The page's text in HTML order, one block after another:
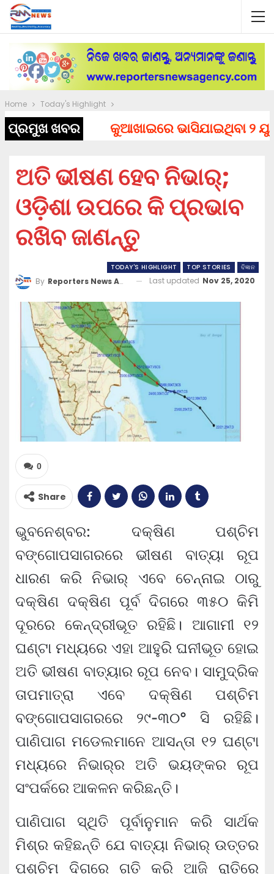
Home Today's Highlight
ପ୍ରମୁଖ ଖବର କୁଆଖାଇରେ ଭାସିଯାଇଥିବା ୨
ଅତି ଭୀଷଣ ହେବ ନିଭାର୍‌;
ଓଡ଼ିଶା ଉପରେ କି ପ୍ରଭାବ
ରଖିବ ଜାଣନ୍ତୁ
TODAY'S HIGHLIGHT TOP STORIES ବିଜ୍ଞାନ
By Reporters News Agency Last updated Nov 25, 2020
0
Share
ଭୁବନେଶ୍ବର: ଦକ୍ଷିଣ ପଶ୍ଚିମ
ବଙ୍ଗୋପସାଗରରେ ଭୀଷଣ ବାତ୍ୟା ରୂପ
ଧାରଣ କରି ନିଭାର୍ ଏବେ ଚେନ୍ନାଇ ଠାରୁ
ଦକ୍ଷିଣ ଦକ୍ଷିଣ ପୂର୍ବ ଦିଗରେ ୩୫୦ କିମି
ଦୂରରେ କେନ୍ଦ୍ରୀଭୂତ ରହିଛି। ଆଗାମୀ ୧୨
ଘଣ୍ଟା ମଧ୍ୟରେ ଏହା ଆହୁରି ଘନୀଭୂତ ହୋଇ
ଅତି ଭୀଷଣ ବାତ୍ୟାର ରୂପ ନେବ। ସାମୁଦ୍ରିକ
ତାପମାତ୍ରା ଏବେ ଦକ୍ଷିଣ ପଶ୍ଚିମ
ବଙ୍ଗୋପସାଗରରେ ୨୯-୩୦° ସି ରହିଛି।
ପାଣିପାଗ ମଡେଲମାନେ ଆସନ୍ତା ୧୨ ଘଣ୍ଟା
ମଧ୍ୟରେ ନିଭାର୍‌ର ଅତି ଭୟଙ୍କର ରୂପ
ସଂପର୍କରେ ଆକଳନ କରିଛନ୍ତି।
ପାଣିପାଗ ସ୍ଥିତି ପୂର୍ବାନୁମାନ କରି ସାର୍ଥକ
ମିଶ୍ର କହିଛନ୍ତି ଯେ ବାତ୍ୟା ନିଭାର୍ ଉତ୍ତର
ପଶ୍ଚିମ ଦିଗରେ ଗତି କରି ଆଜି ରାତିରେ